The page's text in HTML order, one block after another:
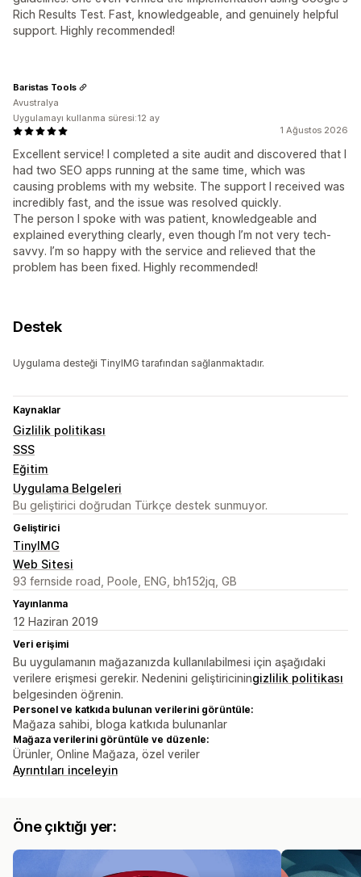
Rich Results Test. Fast, knowledgeable, and genuinely helpful
support. Highly recommended!
1 Ağustos 2026
Excellent service! I completed a site audit and discovered that I
had two SEO apps running at the same time, which was
causing problems with my website. The support I received was
incredibly fast, and the issue was resolved quickly.
The person I spoke with was patient, knowledgeable and
explained everything clearly, even though I’m not very tech-
savvy. I’m so happy with the service and relieved that the
problem has been fixed. Highly recommended!
Baristas Tools
Avustralya
Uygulamayı kullanma süresi:12 ay
Destek
Uygulama desteği TinyIMG tarafından sağlanmaktadır.
Kaynaklar
Gizlilik politikası
SSS
Eğitim
Uygulama Belgeleri
Bu geliştirici doğrudan Türkçe destek sunmuyor.
Geliştirici
TinyIMG
Web Sitesi
93 fernside road, Poole, ENG, bh152jq, GB
Yayınlanma
12 Haziran 2019
Veri erişimi
Bu uygulamanın mağazanızda kullanılabilmesi için aşağıdaki
verilere erişmesi gerekir. Nedenini geliştiriciningizlilik politikası
belgesinden öğrenin.
Personel ve katkıda bulunan verilerini görüntüle:
Mağaza sahibi, bloga katkıda bulunanlar
Mağaza verilerini görüntüle ve düzenle:
Ürünler, Online Mağaza, özel veriler
Ayrıntıları inceleyin
Öne çıktığı yer: